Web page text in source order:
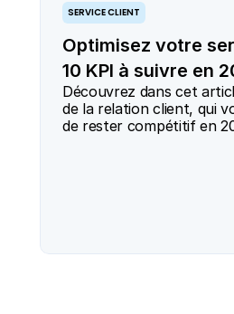
Optimisez votre
10 KPI à suivre en
SERVICE CLIENT
Découvrez dans cet
de la relation client, qui
de rester compétitif en